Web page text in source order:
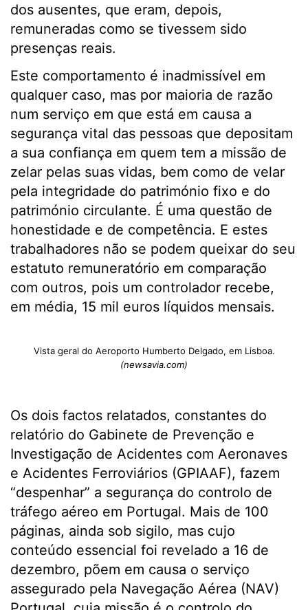
dos ausentes, que eram, depois,
remuneradas como se tivessem sido
presenças reais.
Este comportamento é inadmissível em
qualquer caso, mas por maioria de razão
num serviço em que está em causa a
segurança vital das pessoas que depositam
a sua confiança em quem tem a missão de
zelar pelas suas vidas, bem como de velar
pela integridade do património fixo e do
património circulante. É uma questão de
honestidade e de competência. E estes
trabalhadores não se podem queixar do seu
estatuto remuneratório em comparação
com outros, pois um controlador recebe,
em média, 15 mil euros líquidos mensais.
Vista geral do Aeroporto Humberto Delgado, em Lisboa.
(newsavia.com)
Os dois factos relatados, constantes do
relatório do Gabinete de Prevenção e
Investigação de Acidentes com Aeronaves
e Acidentes Ferroviários (GPIAAF), fazem
“despenhar” a segurança do controlo de
tráfego aéreo em Portugal. Mais de 100
páginas, ainda sob sigilo, mas cujo
conteúdo essencial foi revelado a 16 de
dezembro, põem em causa o serviço
assegurado pela Navegação Aérea (NAV)